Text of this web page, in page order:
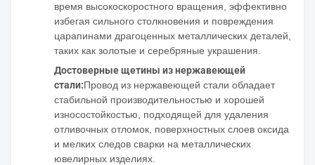
время высокоскоростного вращения, эффективно
избегая сильного столкновения и повреждения
царапинами драгоценных металлических деталей,
таких как золотые и серебряные украшения.
Достоверные щетины из нержавеющей
стали:Провод из нержавеющей стали обладает
стабильной производительностью и хорошей
износостойкостью, подходящей для удаления
отливочных отломок, поверхностных слоев оксида
и мелких следов сварки на металлических
ювелирных изделиях.